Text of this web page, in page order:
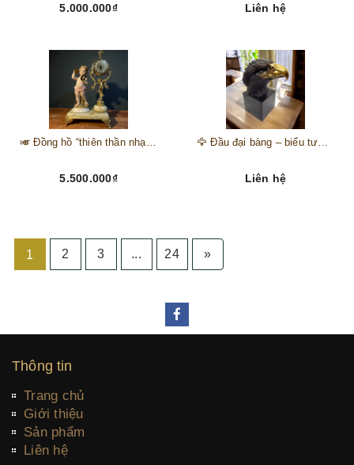
5.000.000₫ Liên hệ
🎺 Đồng hồ “thiên thần nhạc hội” – tuyệt mỹ phẩm trang trí phong cách hoàng gia 🎼
5.500.000₫
🦅 Đầu đại bàng – biểu tượng của kẻ chinh phục trên đỉnh núi thành công 🦅
Liên hệ
1 2 3 ... 24 »
Thông tin
Trang chủ
Giới thiệu
Sản phẩm
Liên hệ